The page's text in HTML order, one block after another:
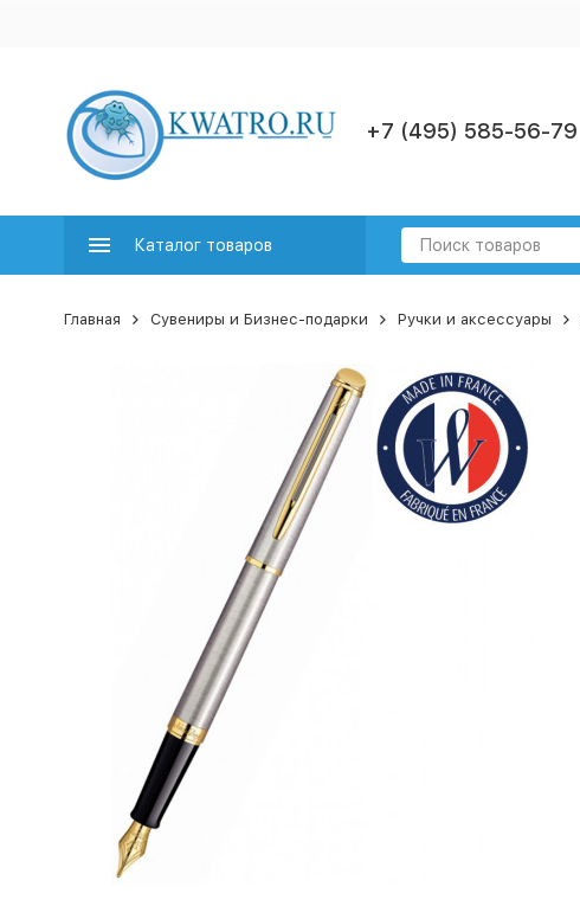
+7 (495) 585-56-79
Каталог товаров
Главная Сувениры и Бизнес-подарки Ручки и аксессуары